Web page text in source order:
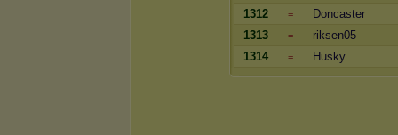
1312
=
Doncaster
1313
=
riksen05
1314
= Husky